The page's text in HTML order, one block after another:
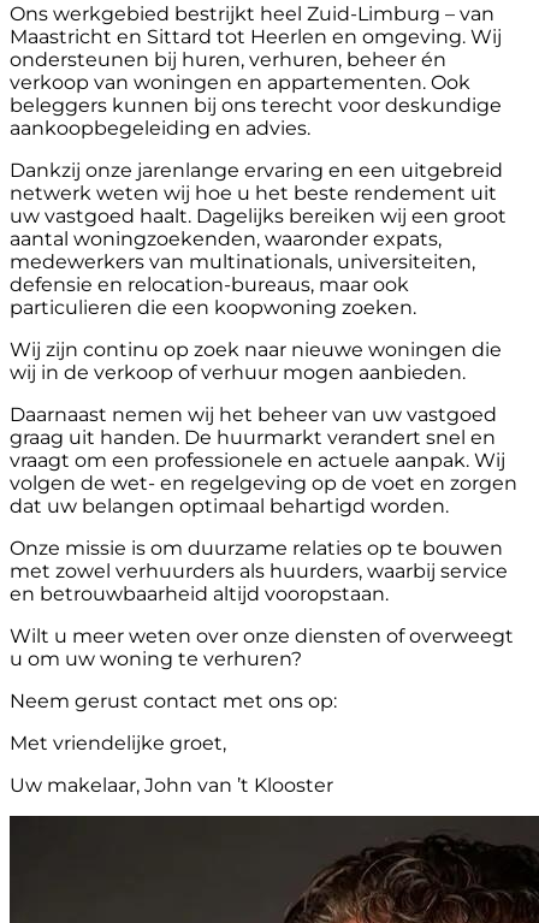
Ons werkgebied bestrijkt heel Zuid-Limburg – van
Maastricht en Sittard tot Heerlen en omgeving. Wij
ondersteunen bij huren, verhuren, beheer én
verkoop van woningen en appartementen. Ook
beleggers kunnen bij ons terecht voor deskundige
aankoopbegeleiding en advies.
Dankzij onze jarenlange ervaring en een uitgebreid
netwerk weten wij hoe u het beste rendement uit
uw vastgoed haalt. Dagelijks bereiken wij een groot
aantal woningzoekenden, waaronder expats,
medewerkers van multinationals, universiteiten,
defensie en relocation-bureaus, maar ook
particulieren die een koopwoning zoeken.
Wij zijn continu op zoek naar nieuwe woningen die
wij in de verkoop of verhuur mogen aanbieden.
Daarnaast nemen wij het beheer van uw vastgoed
graag uit handen. De huurmarkt verandert snel en
vraagt om een professionele en actuele aanpak. Wij
volgen de wet- en regelgeving op de voet en zorgen
dat uw belangen optimaal behartigd worden.
Onze missie is om duurzame relaties op te bouwen
met zowel verhuurders als huurders, waarbij service
en betrouwbaarheid altijd vooropstaan.
Wilt u meer weten over onze diensten of overweegt
u om uw woning te verhuren?
Neem gerust contact met ons op:
Met vriendelijke groet,
Uw makelaar, John van ’t Klooster